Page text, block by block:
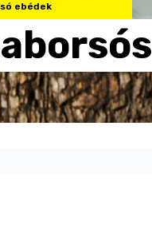
ebédek